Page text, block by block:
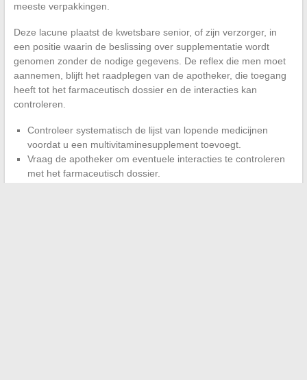
meeste verpakkingen.
Deze lacune plaatst de kwetsbare senior, of zijn verzorger, in
een positie waarin de beslissing over supplementatie wordt
genomen zonder de nodige gegevens. De reflex die men moet
aannemen, blijft het raadplegen van de apotheker, die toegang
heeft tot het farmaceutisch dossier en de interacties kan
controleren.
Controleer systematisch de lijst van lopende medicijnen
voordat u een multivitaminesupplement toevoegt.
Vraag de apotheker om eventuele interacties te controleren
met het farmaceutisch dossier.